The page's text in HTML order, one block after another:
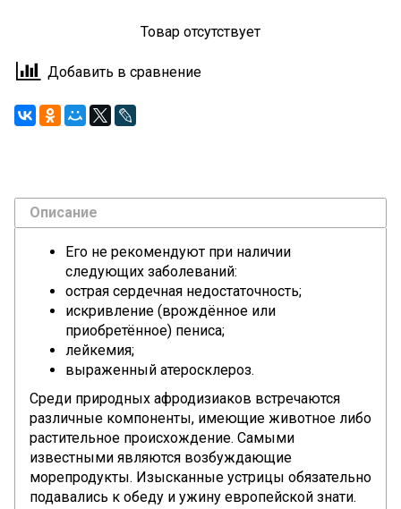
Товар отсутствует
Добавить в сравнение
Описание
Его не рекомендуют при наличии
следующих заболеваний:
острая сердечная недостаточность;
искривление (врождённое или
приобретённое) пениса;
лейкемия;
выраженный атеросклероз.
Среди природных афродизиаков встречаются
различные компоненты, имеющие животное либо
растительное происхождение. Самыми
известными являются возбуждающие
морепродукты. Изысканные устрицы обязательно
подавались к обеду и ужину европейской знати.